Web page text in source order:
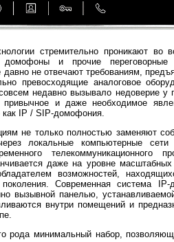
стремительно проникают
домофоны и прочие
давно не отвечают требованиям,
превосходящие аналоговое
недавно вызывало недоверие
привычное и даже необходимое
как IP / SIP-домофония.
не только полностью заменяют
локальные компьютерные
телекоммуникационного
даже на уровне
возможностей,
Современная система
вызывной панелью,
внутри помещений и
рода минимальный набор,